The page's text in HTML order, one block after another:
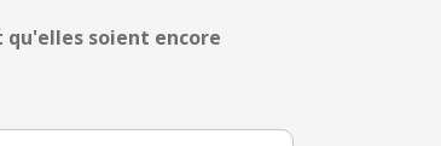
soient encore